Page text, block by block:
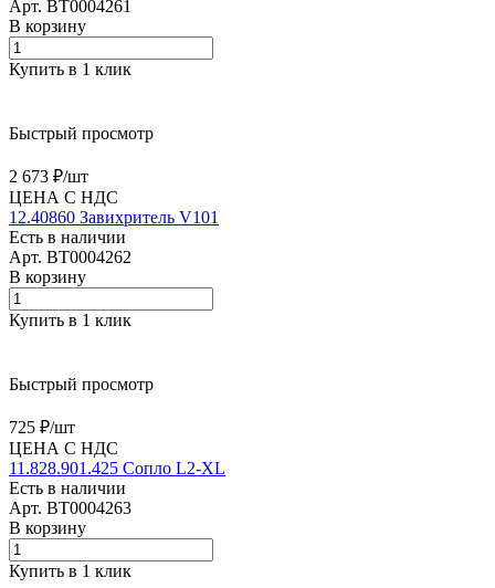
Арт. BT0004261
В корзину
Купить в 1 клик
Быстрый просмотр
2 673 ₽/шт
ЦЕНА С НДС
12.40860 Завихритель V101
Есть в наличии
Арт. BT0004262
В корзину
Купить в 1 клик
Быстрый просмотр
725 ₽/шт
ЦЕНА С НДС
11.828.901.425 Сопло L2-XL
Есть в наличии
Арт. BT0004263
В корзину
Купить в 1 клик